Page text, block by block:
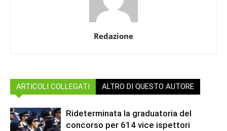
Redazione
ARTICOLI COLLEGATI ALTRO DI QUESTO AUTORE
Rideterminata la graduatoria del
concorso per 614 vice ispettori